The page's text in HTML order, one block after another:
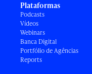
Plataformas
Podcasts
Vídeos
Webinars
Banca Digital
Portfólio de Agências
Reports